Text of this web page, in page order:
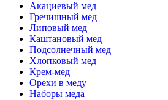
Акациевый мед
Гречишный мед
Липовый мед
Каштановый мед
Подсолнечный мед
Хлопковый мед
Крем-мед
Орехи в меду
Наборы меда